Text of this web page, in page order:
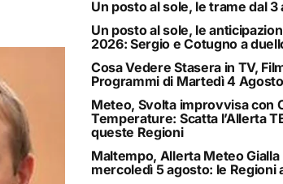
Un posto al sole, le trame dal
Un posto al sole, le
2026: Sergio e Cotugno a
Cosa Vedere Stasera in TV,
Programmi di Martedì 4
Meteo, Svolta improvvisa con
Temperature: Scatta l’Allerta
queste Regioni
Maltempo, Allerta Meteo
mercoledì 5 agosto: le Regioni